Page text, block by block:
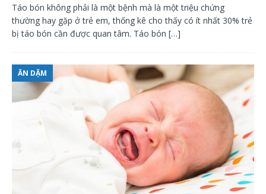
Táo bón không phải là một bệnh mà là một triệu chứng
thường hay gặp ở trẻ em, thống kê cho thấy có ít nhất 30% trẻ
bị táo bón cần được quan tâm. Táo bón […]
ĂN DẶM